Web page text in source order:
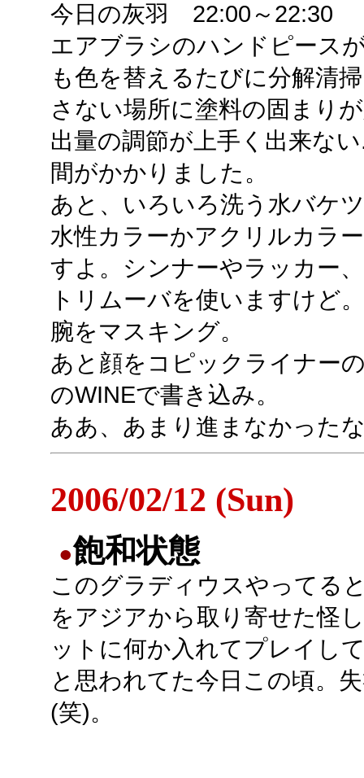
今日の灰羽 22:00～22:30
エアブラシのハンドピース
も色を替えるたびに分解清
さない場所に塗料の固まり
出量の調節が上手く出来な
間がかかりました。
あと、いろいろ洗う水バケ
水性カラーかアクリルカラ
すよ。シンナーやラッカー
トリムーバを使いますけど。
腕をマスキング。
あと顔をコピックライナー
のWINEで書き込み。
ああ、あまり進まなかった
2006/02/12 (Sun)
●飽和状態
このグラディウスやってる
をアジアから取り寄せた怪
ットに何か入れてプレイし
と思われてた今日この頃。
(笑)。